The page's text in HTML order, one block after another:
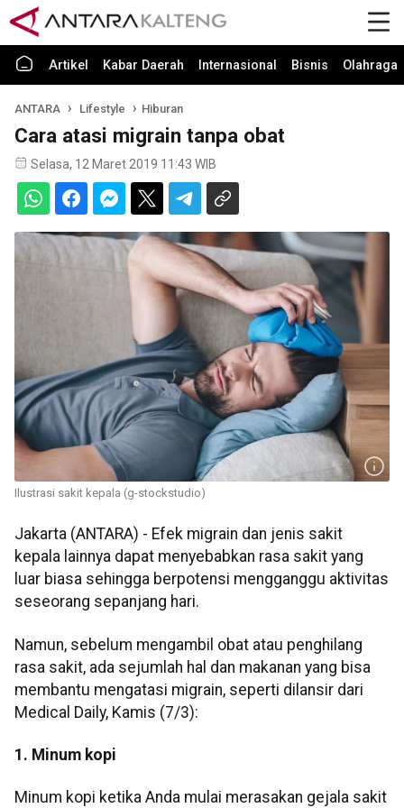
Artikel Kabar Daerah Internasional Bisnis Olahraga
ANTARA Lifestyle Hiburan
Cara atasi migrain tanpa obat
Selasa, 12 Maret 2019 11:43 WIB
Ilustrasi sakit kepala (g-stockstudio)
Jakarta (ANTARA) - Efek migrain dan jenis sakit
kepala lainnya dapat menyebabkan rasa sakit yang
luar biasa sehingga berpotensi mengganggu aktivitas
seseorang sepanjang hari.
Namun, sebelum mengambil obat atau penghilang
rasa sakit, ada sejumlah hal dan makanan yang bisa
membantu mengatasi migrain, seperti dilansir dari
Medical Daily, Kamis (7/3):
1. Minum kopi
Minum kopi ketika Anda mulai merasakan gejala sakit